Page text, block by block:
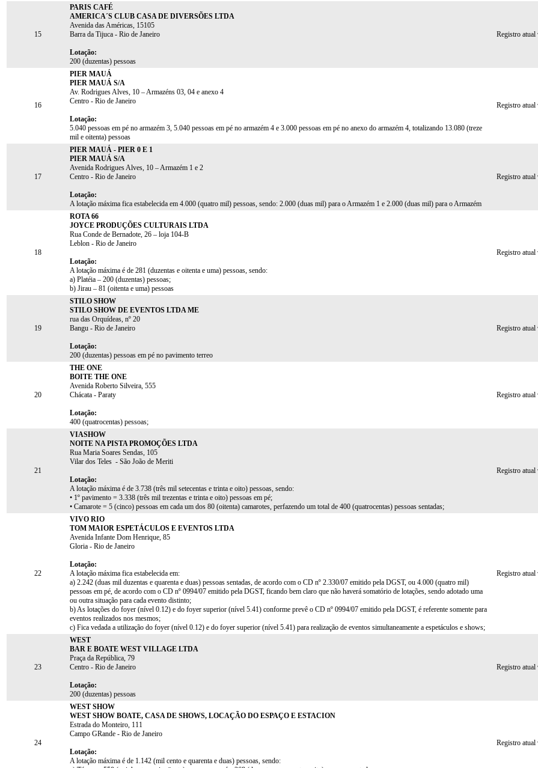
15
PARIS CAFÉ
AMERICA´S CLUB CASA DE DIVERSÕES LTDA
Avenida das Américas, 15105
Barra da Tijuca - Rio de Janeiro
Lotação:
200 (duzentas) pessoas
Registro
16
PIER MAUÁ
PIER MAUÁ S/A
Av. Rodrigues Alves, 10 – Armazéns 03, 04 e anexo 4
Centro - Rio de Janeiro
Lotação:
5.040 pessoas em pé no armazém 3, 5.040 pessoas em pé no armazém 4 e 3.000 pessoas em pé no anexo do armazém 4, totalizando 13.080 (treze
mil e oitenta) pessoas
Registro
17
PIER MAUÁ - PIER 0 E 1
PIER MAUÁ S/A
Avenida Rodrigues Alves, 10 – Armazém 1 e 2
Centro - Rio de Janeiro
Lotação:
A lotação máxima fica estabelecida em 4.000 (quatro mil) pessoas, sendo: 2.000 (duas mil) para o Armazém 1 e 2.000 (duas mil) para o Armazém
Registro
18
ROTA 66
JOYCE PRODUÇÕES CULTURAIS LTDA
Rua Conde de Bernadote, 26 – loja 104-B
Leblon - Rio de Janeiro
Lotação:
A lotação máxima é de 281 (duzentas e oitenta e uma) pessoas, sendo:
a) Platéia – 200 (duzentas) pessoas;
b) Jirau – 81 (oitenta e uma) pessoas
Registro
19
STILO SHOW
STILO SHOW DE EVENTOS LTDA ME
rua das Orquídeas, nº 20
Bangu - Rio de Janeiro
Lotação:
200 (duzentas) pessoas em pé no pavimento terreo
Registro
20
THE ONE
BOITE THE ONE
Avenida Roberto Silveira, 555
Chácata - Paraty
Lotação:
400 (quatrocentas) pessoas;
Registro
21
VIASHOW
NOITE NA PISTA PROMOÇÕES LTDA
Rua Maria Soares Sendas, 105
Vilar dos Teles - São João de Meriti
Lotação:
A lotação máxima é de 3.738 (três mil setecentas e trinta e oito) pessoas, sendo:
• 1º pavimento = 3.338 (três mil trezentas e trinta e oito) pessoas em pé;
• Camarote = 5 (cinco) pessoas em cada um dos 80 (oitenta) camarotes, perfazendo um total de 400 (quatrocentas) pessoas sentadas;
Registro
22
VIVO RIO
TOM MAIOR ESPETÁCULOS E EVENTOS LTDA
Avenida Infante Dom Henrique, 85
Gloria - Rio de Janeiro
Lotação:
A lotação máxima fica estabelecida em:
a) 2.242 (duas mil duzentas e quarenta e duas) pessoas sentadas, de acordo com o CD nº 2.330/07 emitido pela DGST, ou 4.000 (quatro mil)
pessoas em pé, de acordo com o CD nº 0994/07 emitido pela DGST, ficando bem claro que não haverá somatório de lotações, sendo adotado uma
ou outra situação para cada evento distinto;
b) As lotações do foyer (nível 0.12) e do foyer superior (nível 5.41) conforme prevê o CD nº 0994/07 emitido pela DGST, é referente somente para
eventos realizados nos mesmos;
c) Fica vedada a utilização do foyer (nível 0.12) e do foyer superior (nível 5.41) para realização de eventos simultaneamente a espetáculos e shows;
Registro
23
WEST
BAR E BOATE WEST VILLAGE LTDA
Praça da República, 79
Centro - Rio de Janeiro
Lotação:
200 (duzentas) pessoas
Registro
24
WEST SHOW
WEST SHOW BOATE, CASA DE SHOWS, LOCAÇÃO DO ESPAÇO E ESTACION
Estrada do Monteiro, 111
Campo GRande - Rio de Janeiro
Lotação:
A lotação máxima é de 1.142 (mil cento e quarenta e duas) pessoas, sendo:
Registro